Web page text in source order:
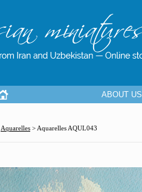
ABOUT US
Aquarelles > Aquarelles AQUL043